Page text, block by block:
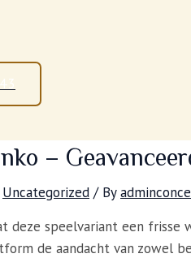
–
Uncategorized / By
deze speelvariant een frisse
de aandacht van zowel